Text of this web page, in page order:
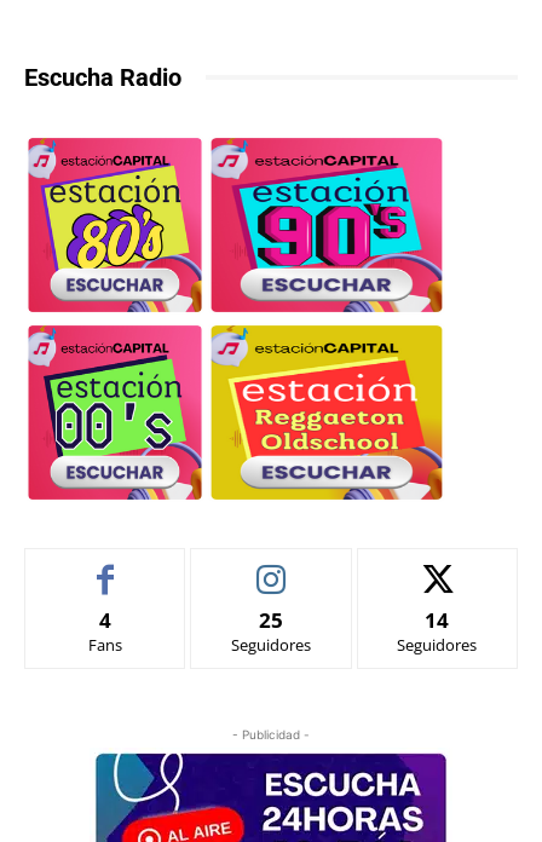
Escucha Radio
4
Fans
25
Seguidores
14
Seguidores
- Publicidad -